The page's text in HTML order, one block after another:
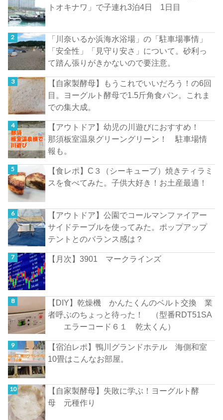
トオキナワ」で子連れ3泊4日 1日目
「川奈いるか浜海水浴場」の「駐車場事情」
「安全性」「見守り安さ」について。砂利っ
て踏ん張りがきかないので要注意。
【自家製酵母】もうこれでいいだろう！の6回
目。ヨーグルト酵母で1.5斤角食パン。これま
での集大成。
【アウトドア】幼児の川遊びにおすすめ！
那須板室温泉グリーングリーン！ 駐車場情
報も。
【食レポ】C３（シーキューブ）焼きティラミ
スを食べてみた。子供大好き！お土産最適！
【アウトドア】公園でコールマンファイアー
サイドテーブルを使ってみた。ポップアップ
テントとのバランス感は？
【月次】3901 マークラインズ
【DIY】乾燥機 かんたくんのベルト交換 業
者呼ぶのちょっと待った！ （型番RDT51SA
エラーコード６１ 乾太くん）
【宿泊レポ】鴨川グランドホテル 海側和室
10畳はこんなお部屋。
【自家製酵母】失敗に学ぶ！ヨーグルト酵
母 元種作り